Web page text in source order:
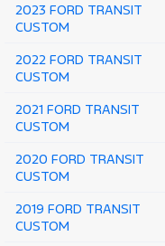
2023 FORD TRANSIT
CUSTOM
2022 FORD TRANSIT
CUSTOM
2021 FORD TRANSIT
CUSTOM
2020 FORD TRANSIT
CUSTOM
2019 FORD TRANSIT
CUSTOM